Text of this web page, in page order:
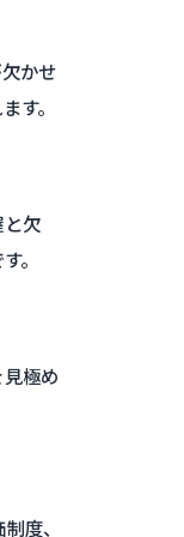
かせ
す。
欠
。
極め
度、